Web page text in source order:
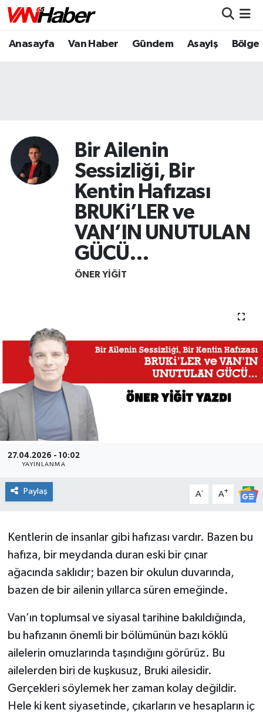
Anasayfa Van Haber Gündem Asayiş Bölge
Bir Ailenin
Sessizliği, Bir
Kentin Hafızası
BRUKi’LER ve
VAN’IN UNUTULAN
GÜCÜ…
ÖNER YİĞİT
27.04.2026 - 10:02
YAYINLANMA
Paylaş A- A+
Kentlerin de insanlar gibi hafızası vardır. Bazen bu
hafıza, bir meydanda duran eski bir çınar
ağacında saklıdır; bazen bir okulun duvarında,
bazen de bir ailenin yıllarca süren emeğinde.
Van’ın toplumsal ve siyasal tarihine bakıldığında,
bu hafızanın önemli bir bölümünün bazı köklü
ailelerin omuzlarında taşındığını görürüz. Bu
ailelerden biri de kuşkusuz, Bruki ailesidir.
Gerçekleri söylemek her zaman kolay değildir.
Hele ki kent siyasetinde, çıkarların ve hesapların iç
Nöbetçi Eczaneler
Puan Durumu ve Fikstür
Tüm Manşetler
Son Dakika Haberleri
Haber Arşivi